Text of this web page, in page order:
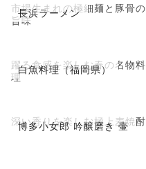
長浜ラーメン
市場生まれの極細麺と豚骨の
旨味
白魚料理（福岡県）
躍る食感を楽しむ春の名物料
理
博多小女郎 吟醸磨き 壷
深い香りを楽しむ極上麦焼酎